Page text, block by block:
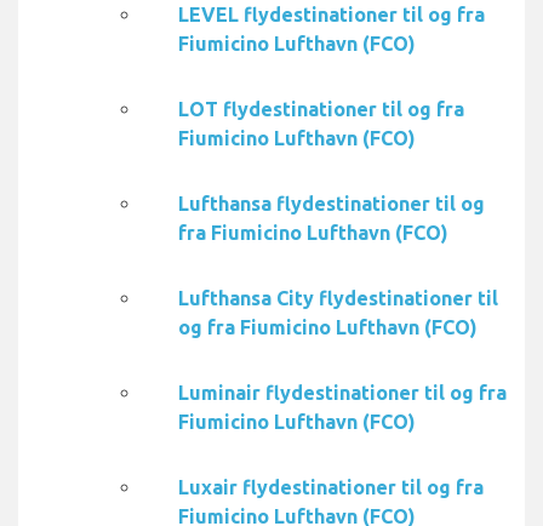
LEVEL flydestinationer til og fra
Fiumicino Lufthavn (FCO)
LOT flydestinationer til og fra
Fiumicino Lufthavn (FCO)
Lufthansa flydestinationer til og
fra Fiumicino Lufthavn (FCO)
Lufthansa City flydestinationer til
og fra Fiumicino Lufthavn (FCO)
Luminair flydestinationer til og fra
Fiumicino Lufthavn (FCO)
Luxair flydestinationer til og fra
Fiumicino Lufthavn (FCO)